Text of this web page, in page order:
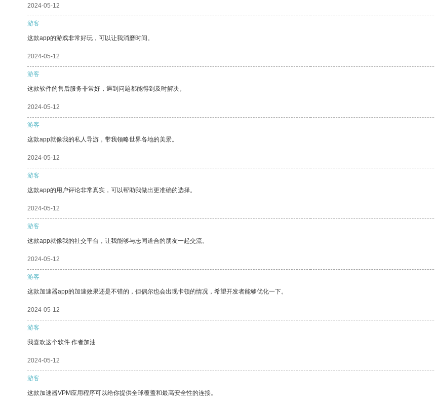
2024-05-12
游客
这款app的游戏非常好玩，可以让我消磨时间。
2024-05-12
游客
这款软件的售后服务非常好，遇到问题都能得到及时解决。
2024-05-12
游客
这款app就像我的私人导游，带我领略世界各地的美景。
2024-05-12
游客
这款app的用户评论非常真实，可以帮助我做出更准确的选择。
2024-05-12
游客
这款app就像我的社交平台，让我能够与志同道合的朋友一起交流。
2024-05-12
游客
这款加速器app的加速效果还是不错的，但偶尔也会出现卡顿的情况，希望开发者能够优化一下。
2024-05-12
游客
我喜欢这个软件 作者加油
2024-05-12
游客
这款加速器VPM应用程序可以给你提供全球覆盖和最高安全性的连接。